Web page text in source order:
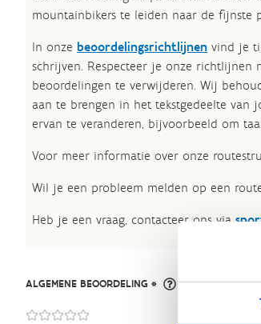
mountainbikers te leiden naar de fijnste
In onze beoordelingsrichtlijnen vind je
schrijven. Respecteer je onze richtlijnen
beoordelingen te verwijderen. Wij
aan te brengen in het tekstgedeelte
ervan te veranderen, bijvoorbeeld om
Voor meer informatie over onze
Wil je een probleem melden op een
Heb je een vraag, contacteer ons via
ALGEMENE BEOORDELING *